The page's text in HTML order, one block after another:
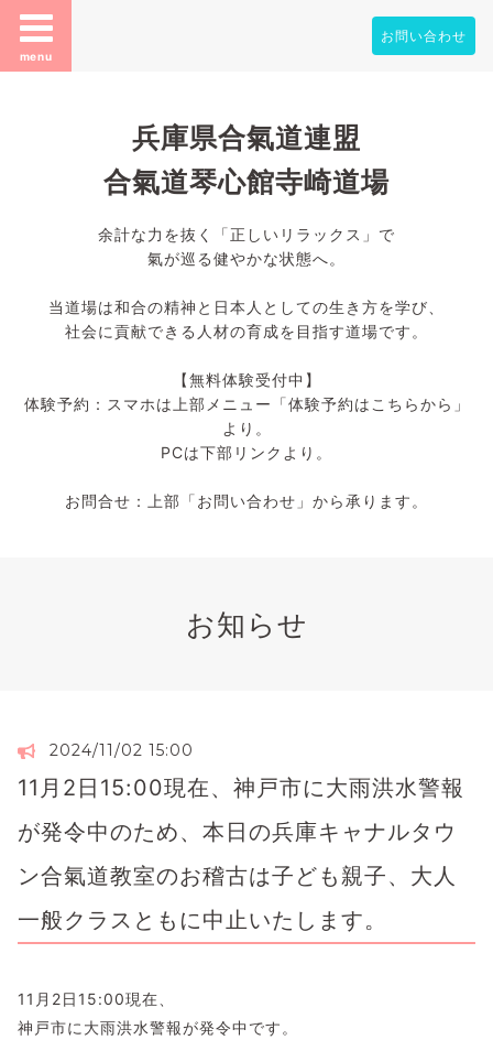
menu
お問い合わせ
兵庫県合氣道連盟
合氣道琴心館寺崎道場
余計な力を抜く「正しいリラックス」で
氣が巡る健やかな状態へ。
当道場は和合の精神と日本人としての生き方を学び、
社会に貢献できる人材の育成を目指す道場です。
【無料体験受付中】
体験予約：スマホは上部メニュー「体験予約はこちらから」
より。
PCは下部リンクより。
お問合せ：上部「お問い合わせ」から承ります。
お知らせ
2024/11/02 15:00
11月2日15:00現在、神戸市に大雨洪水警報
が発令中のため、本日の兵庫キャナルタウ
ン合氣道教室のお稽古は子ども親子、大人
一般クラスともに中止いたします。
11月2日15:00現在、
神戸市に大雨洪水警報が発令中です。